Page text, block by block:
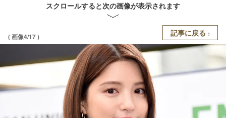
スクロールすると次の画像が表示されます
( 画像4/17 ) 記事に戻る